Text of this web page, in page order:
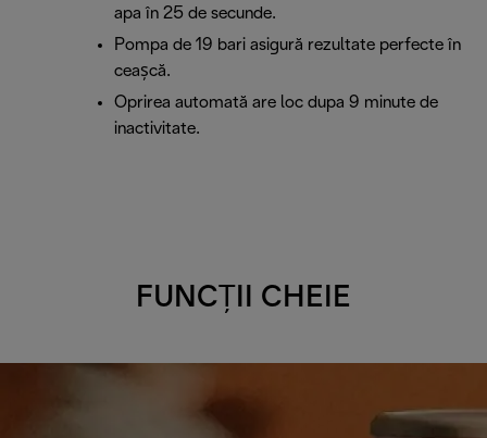
apa în 25 de secunde.
Pompa de 19 bari asigură rezultate perfecte în
ceașcă.
Oprirea automată are loc dupa 9 minute de
inactivitate.
FUNCȚII CHEIE